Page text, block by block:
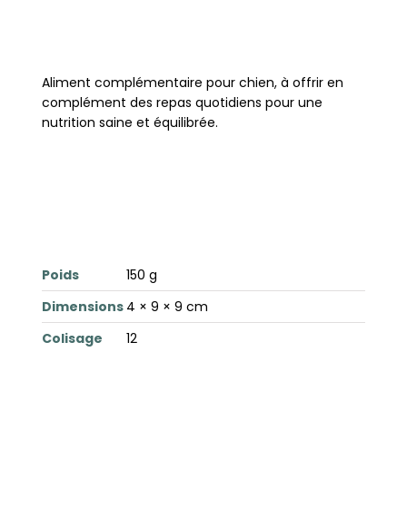
Aliment complémentaire pour chien, à offrir en
complément des repas quotidiens pour une
nutrition saine et équilibrée.
Poids
150 g
Dimensions 4 × 9 × 9 cm
Colisage
12